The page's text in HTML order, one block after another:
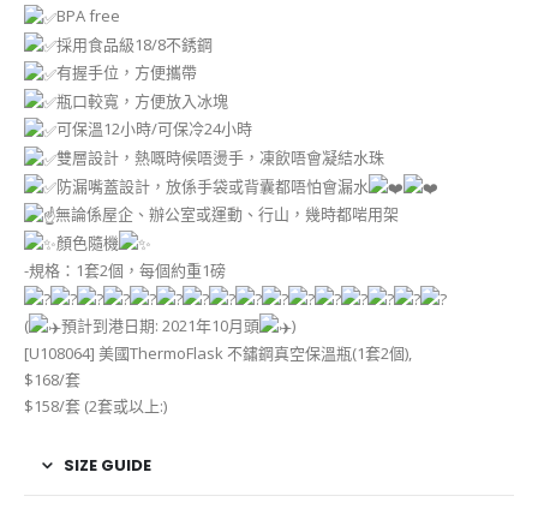
BPA free
採用食品級18/8不銹鋼
有握手位，方便攜帶
瓶口較寬，方便放入冰塊
可保溫12小時/可保冷24小時
雙層設計，熱嘅時候唔燙手，凍飲唔會凝結水珠
防漏嘴蓋設計，放係手袋或背囊都唔怕會漏水
無論係屋企、辦公室或運動、行山，幾時都啱用架
顏色隨機
-規格：1套2個，每個約重1磅
( 預計到港日期: 2021年10月頭
)
[U108064] 美國ThermoFlask 不鏽鋼真空保溫瓶(1套2個),
$168/套
$158/套 (2套或以上:)
SIZE GUIDE